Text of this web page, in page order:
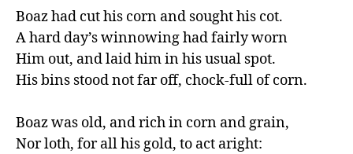
Boaz had cut his corn and sought his cot.
A hard day’s winnowing had fairly worn
Him out, and laid him in his usual spot.
His bins stood not far off, chock-full of corn.
Boaz was old, and rich in corn and grain,
Nor loth, for all his gold, to act aright: